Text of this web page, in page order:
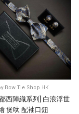
Bow Tie Shop HK
西陣織系列] 白浪浮世
煲呔 配袖口鈕